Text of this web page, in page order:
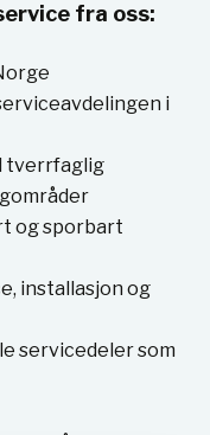
fra oss:
i
tverrfaglig
og sporbart
installasjon og
servicedeler som